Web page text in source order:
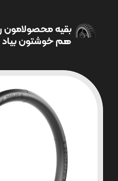
بقیه محصولامون
هم خوشتون بیاد